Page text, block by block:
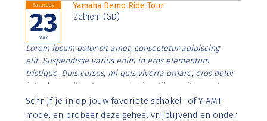
Saturday
23
MAY
Yamaha Demo Ride Tour
Zelhem (GD)
Lorem ipsum dolor sit amet, consectetur adipiscing
elit. Suspendisse varius enim in eros elementum
tristique. Duis cursus, mi quis viverra ornare, eros dolor
interdum nulla, ut commodo diam libero vitae erat.
Aenean faucibus nibh et justo cursus id rutrum lorem
imperdiet. Nunc ut sem vitae risus tristique posuere.
Schrijf je in op jouw favoriete schakel- of Y-AMT
model en probeer deze geheel vrijblijvend en onder